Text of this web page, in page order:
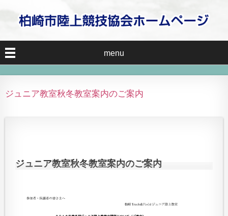
menu
ジュニア教室秋冬教室案内のご案内
ジュニア教室秋冬教室案内のご案内